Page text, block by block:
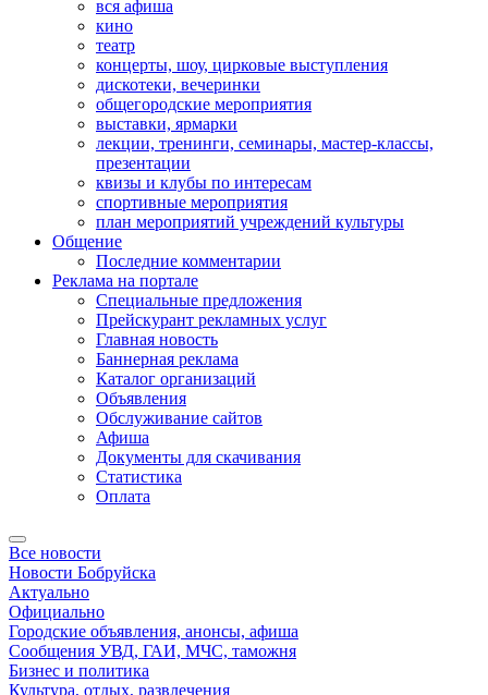
вся афиша
кино
театр
концерты, шоу, цирковые выступления
дискотеки, вечеринки
общегородские мероприятия
выставки, ярмарки
лекции, тренинги, семинары, мастер-классы,
презентации
квизы и клубы по интересам
спортивные мероприятия
план мероприятий учреждений культуры
Общение
Последние комментарии
Реклама на портале
Специальные предложения
Прейскурант рекламных услуг
Главная новость
Баннерная реклама
Каталог организаций
Объявления
Обслуживание сайтов
Афиша
Документы для скачивания
Статистика
Оплата
Все новости
Новости Бобруйска
Актуально
Официально
Городские объявления, анонсы, афиша
Сообщения УВД, ГАИ, МЧС, таможня
Бизнес и политика
Культура, отдых, развлечения